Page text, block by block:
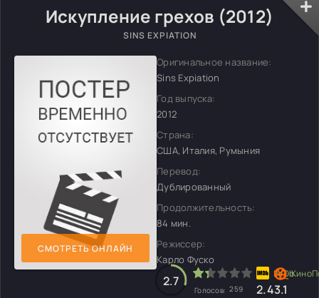
Искупление грехов (2012)
SINS EXPIATION
СМОТРЕТЬ ОНЛАЙН
Оригинальное название:
Sins Expiation
Год выпуска:
2012
Страна:
США, Италия, Румыния
Перевод:
Дублированный
Продолжительность:
84 мин.
Режиссер:
Карло Фуско
2.7
Голосов: 259 2.43.1